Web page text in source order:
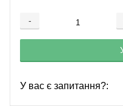
-
У вас є запитання?: